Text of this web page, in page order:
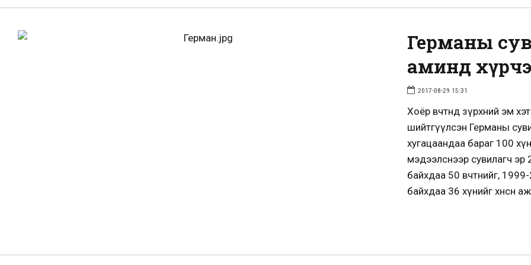
Германы
аминд
2017-08-29 15:31
Хоёр өвчтөнд зүрхний эм
шийтгүүлсэн Германы
хугацаандаа бараг 100
мэдээлснээр сувилагч
байхдаа 50 өвчтөнийг,
байхдаа 36 хүнийг